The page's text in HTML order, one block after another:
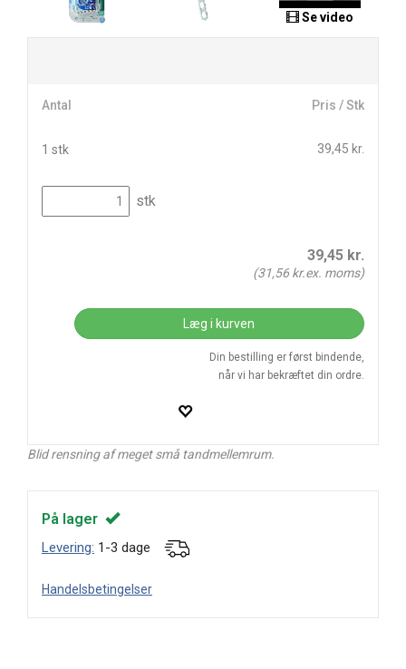
Se video
Antal Pris / Stk
1 stk 39,45 kr.
stk
39,45 kr.
(31,56 kr.ex. moms)
Læg i kurven
Din bestilling er først bindende,
når vi har bekræftet din ordre.
Blid rensning af meget små tandmellemrum.
På lager
Levering: 1-3 dage
Handelsbetingelser